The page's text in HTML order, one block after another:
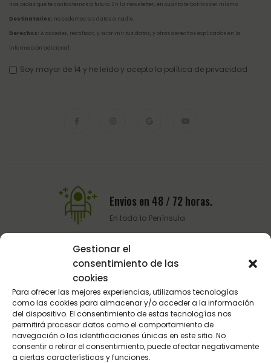
Gestionar el
consentimiento de las
cookies
Para ofrecer las mejores experiencias, utilizamos tecnologías
como las cookies para almacenar y/o acceder a la información
del dispositivo. El consentimiento de estas tecnologías nos
permitirá procesar datos como el comportamiento de
navegación o las identificaciones únicas en este sitio. No
consentir o retirar el consentimiento, puede afectar negativamente
a ciertas características y funciones.
nos pidas que te contactemos a futuro. En la newsletter, en cuanto te borras del mismo.
Destinatarios: no cedemos tus datos a nadie.
Derechos: A acceder, rectificar, y suprimir tus datos, y otros derechos explicados en la
información adicional
Soy mayor de 14 y he leído y acepto la política de privacidad
Envios en 48 / 72 horas.
En toda la Península
Pago Seguro
Pasarela de pago del BBVA
Atención al Cliente
Telefónica y por email